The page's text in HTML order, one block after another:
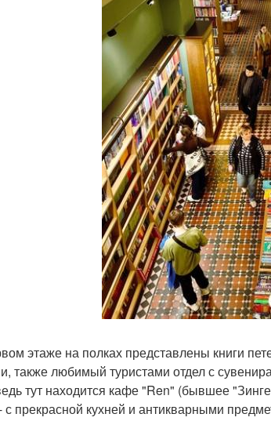
этаже на полках представлены книги
также любимый туристами отдел с
тут находится кафе "Ren" (бывшее
с прекрасной кухней и антикварными